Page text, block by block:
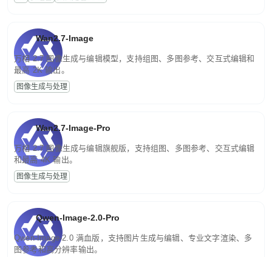
Wan2.7-Image
万相 2.7 图像生成与编辑模型，支持组图、多图参考、交互式编辑和
最高 2K 输出。
图像生成与处理
Wan2.7-Image-Pro
万相 2.7 图像生成与编辑旗舰版，支持组图、多图参考、交互式编辑
和最高 4K 输出。
图像生成与处理
Qwen-Image-2.0-Pro
Qwen-Image-2.0 满血版，支持图片生成与编辑、专业文字渲染、多
图参考和高分辨率输出。